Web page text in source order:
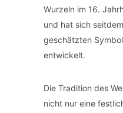
Wurzeln im 16.
und hat sich
geschätzten
entwickelt.
Die Tradition des
nicht nur eine